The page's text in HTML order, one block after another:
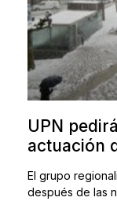
UPN
actuación
El grupo
después de las